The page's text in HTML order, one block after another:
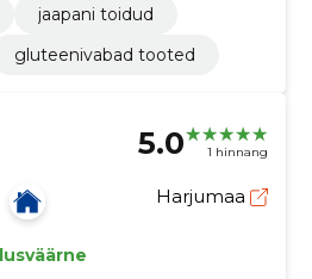
jaapani toidud
gluteenivabad tooted
5.0 1 hinnang
Harjumaa